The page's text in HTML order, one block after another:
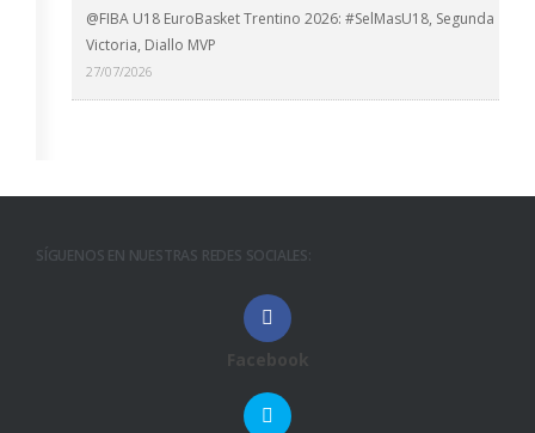
@FIBA U18 EuroBasket Trentino 2026: #SelMasU18, Segunda
Victoria, Diallo MVP
27/07/2026
SÍGUENOS EN NUESTRAS REDES SOCIALES:
Facebook